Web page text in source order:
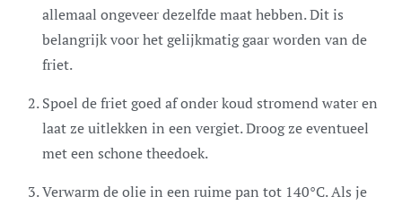
allemaal ongeveer dezelfde maat hebben. Dit is
belangrijk voor het gelijkmatig gaar worden van de
friet.
Spoel de friet goed af onder koud stromend water en
laat ze uitlekken in een vergiet. Droog ze eventueel
met een schone theedoek.
Verwarm de olie in een ruime pan tot 140°C. Als je